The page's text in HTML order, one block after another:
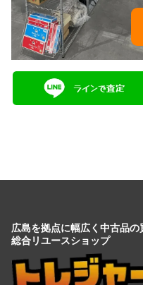
広島を拠点に幅広く中古品
総合リユースショップ